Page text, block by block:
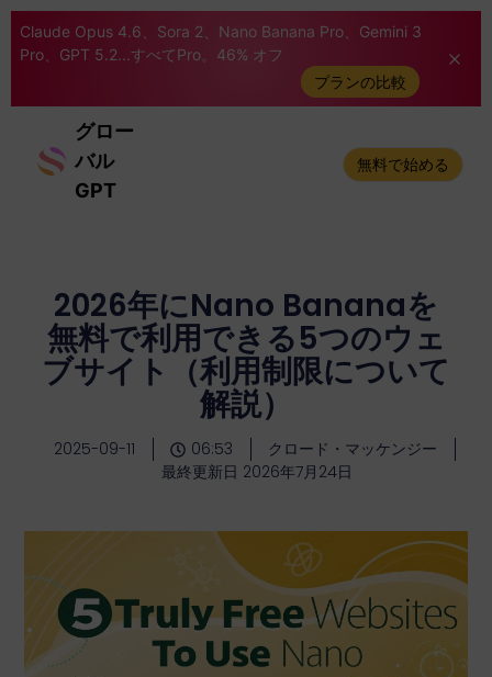
Claude Opus 4.6、Sora 2、Nano Banana Pro、Gemini 3
Pro、GPT 5.2...すべてPro。46% オフ
プランの比較
グロー
バル
GPT
無料で始める
2026年にNano Bananaを
無料で利用できる5つのウェ
ブサイト（利用制限について
解説）
2025-09-11 06:53
クロード・マッケンジー
最終更新日 2026年7月24日